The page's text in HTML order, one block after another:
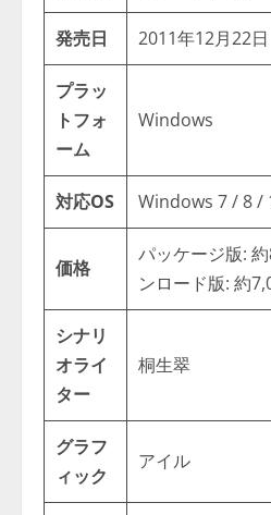
発売日 2011年12月22日
プラッ
トフォ
ーム
Windows
対応OS Windows 7 / 8 /
価格
パッケージ版:
ンロード版: 約
シナリ
オライ
ター
桐生翠
グラフ
ィック
アイル